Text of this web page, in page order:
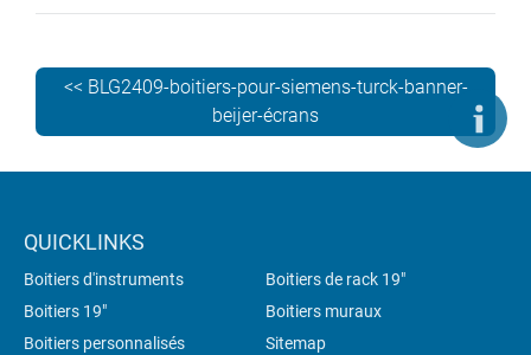
<< BLG2409-boitiers-pour-siemens-turck-banner-
beijer-écrans
QUICKLINKS
Boitiers d'instruments
Boitiers de rack 19"
Boitiers 19"
Boitiers muraux
Boitiers personnalisés
Sitemap